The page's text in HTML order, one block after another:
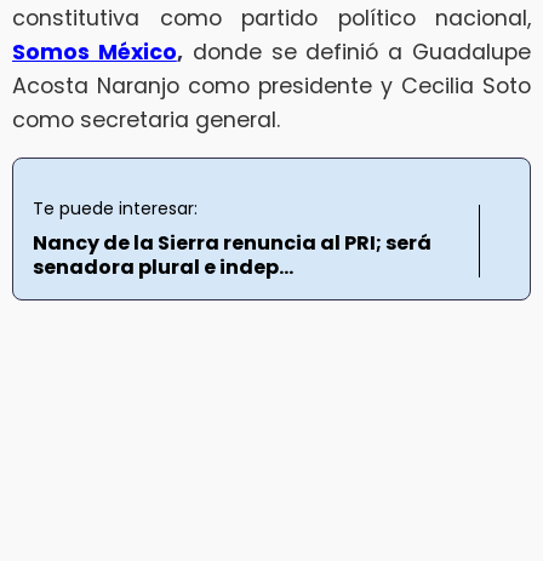
constitutiva como partido político nacional,
Somos México,donde se definió a Guadalupe
Acosta Naranjo como presidente y Cecilia Soto
como secretaria general.
Te puede interesar:
Nancy de la Sierra renuncia al PRI; será
senadora plural e indep...